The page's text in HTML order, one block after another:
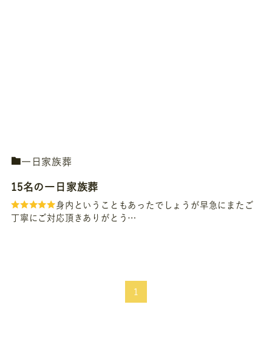
一日家族葬
15名の一日家族葬
身内ということもあったでしょうが早急にまたご
丁寧にご対応頂きありがとう…
1